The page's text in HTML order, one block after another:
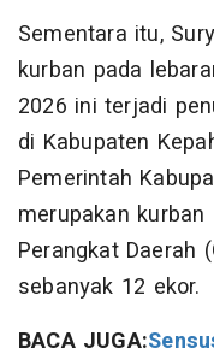
Sementara itu,
kurban pada
2026 ini terjadi
di Kabupaten
Pemerintah
merupakan
Perangkat Daerah
sebanyak 12 ekor.
BACA JUGA: